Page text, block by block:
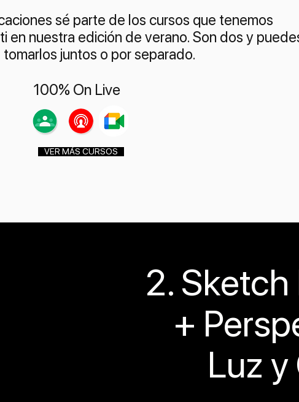
sé parte de los cursos que tenemos
en nuestra edición de verano. Son dos y
tomarlos juntos o por separado.
100% On Live
VER MÁS CURSOS
2.
+
Luz